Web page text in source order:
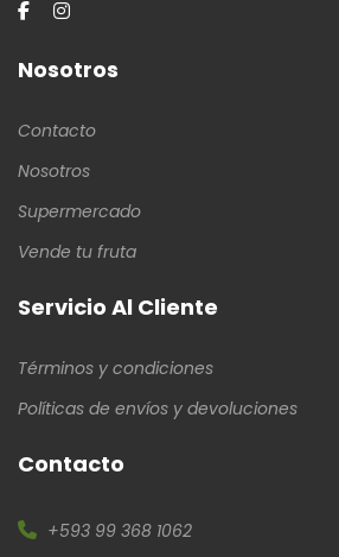
Nosotros
Contacto
Nosotros
Supermercado
Vende tu fruta
Servicio Al Cliente
Términos y condiciones
Políticas de envíos y devoluciones
Contacto
+593 99 368 1062